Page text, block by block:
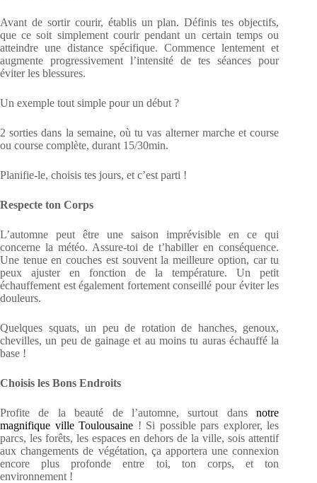
Avant de sortir courir, établis un plan. Définis tes objectifs,
que ce soit simplement courir pendant un certain temps ou
atteindre une distance spécifique. Commence lentement et
augmente progressivement l’intensité de tes séances pour
éviter les blessures.
Un exemple tout simple pour un début ?
2 sorties dans la semaine, où tu vas alterner marche et course
ou course complète, durant 15/30min.
Planifie-le, choisis tes jours, et c’est parti !
Respecte ton Corps
L’automne peut être une saison imprévisible en ce qui
concerne la météo. Assure-toi de t’habiller en conséquence.
Une tenue en couches est souvent la meilleure option, car tu
peux ajuster en fonction de la température. Un petit
échauffement est également fortement conseillé pour éviter les
douleurs.
Quelques squats, un peu de rotation de hanches, genoux,
chevilles, un peu de gainage et au moins tu auras échauffé la
base !
Choisis les Bons Endroits
Profite de la beauté de l’automne, surtout dansnotre
magnifique ville Toulousaine ! Si possible pars explorer, les
parcs, les forêts, les espaces en dehors de la ville, sois attentif
aux changements de végétation, ça apportera une connexion
encore plus profonde entre toi, ton corps, et ton
environnement !